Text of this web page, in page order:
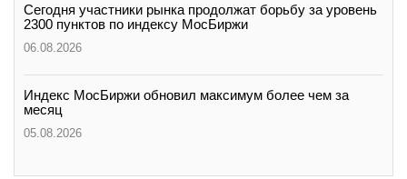
Сегодня участники рынка продолжат борьбу за уровень
2300 пунктов по индексу МосБиржи
06.08.2026
Индекс МосБиржи обновил максимум более чем за
месяц
05.08.2026